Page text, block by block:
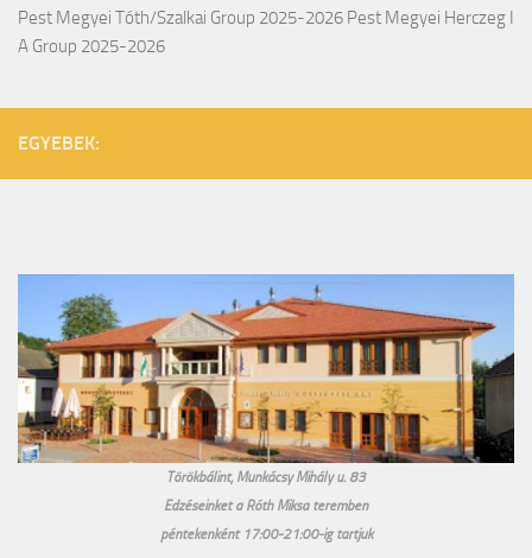
Pest Megyei Tóth/Szalkai Group 2025-2026 Pest Megyei Herczeg I
A Group 2025-2026
EGYEBEK:
Törökbálint, Munkácsy Mihály u. 83
Edzéseinket a Róth Miksa teremben
péntekenként 17:00-21:00-ig tartjuk